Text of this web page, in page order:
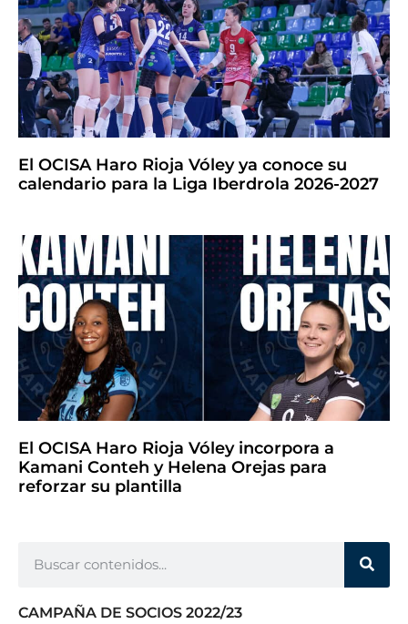
El OCISA Haro Rioja Vóley ya conoce su
calendario para la Liga Iberdrola 2026-2027
El OCISA Haro Rioja Vóley incorpora a
Kamani Conteh y Helena Orejas para
reforzar su plantilla
CAMPAÑA DE SOCIOS 2022/23